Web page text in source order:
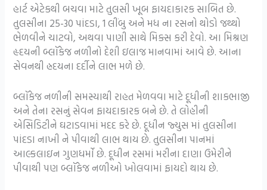
હાર્ટ એટેકથી બચવા માટે તુલસી ખૂબ ફાયદાકારક સાબિત છે.
તુલસીના 25-30 પાંદડા, 1 લીંબુ અને મધ ના રસનો થોડો જથ્થો
ભેળવીને ચાટવો, અથવા પાણી સાથે મિક્સ કરી દેવો. આ મિશ્રણ
હૃદયની બ્લૉકેજ નળીનો દેશી ઇલાજ માનવામાં આવે છે. આના
સેવનથી હ્રદયના દર્દીને લાભ મળે છે.
બ્લૉકેજ નળીની સમસ્યાથી રાહત મેળવવા માટે દૂધીની શાકભાજી
અને તેના રસનું સેવન ફાયદાકારક બને છે. તે લોહીની
એસિડિટીને ઘટાડવામાં મદદ કરે છે. દૂધીન જ્યુસ માં તુલસીના
પાંદડા નાખી ને પીવાથી લાભ થાય છે. તુલસીના પાનમાં
આલ્કલાઇન ગુણધર્મો છે. દૂધીન રસમાં મરીના દાણા ઉમેરીને
પીવાથી પણ બ્લૉકેજ નળીઓ ખોલવામાં ફાયદો થાય છે.